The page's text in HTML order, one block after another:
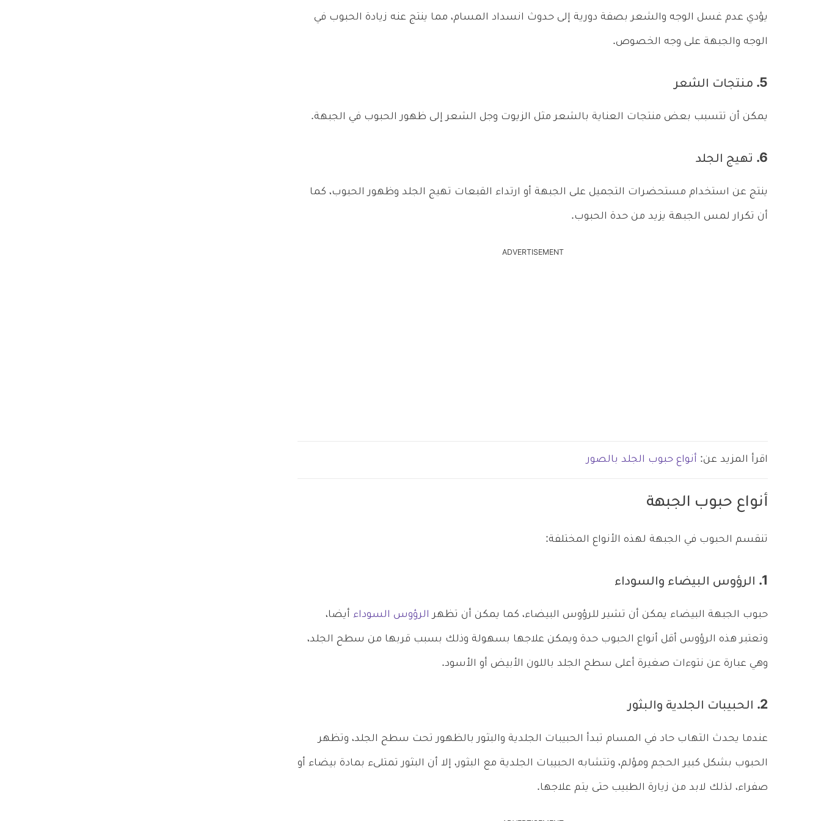
يؤدي عدم غسل الوجه والشعر بصفة دورية إلى حدوث انسداد المسام، مما ينتج عنه زيادة الحبوب في
الوجه والجبهة على وجه الخصوص.
5. منتجات الشعر
يمكن أن تتسبب بعض منتجات العناية بالشعر مثل الزيوت وجل الشعر إلى ظهور الحبوب في الجبهة.
6. تهيج الجلد
ينتج عن استخدام مستحضرات التجميل على الجبهة أو ارتداء القبعات تهيج الجلد وظهور الحبوب، كما
أن تكرار لمس الجبهة يزيد من حدة الحبوب.
ADVERTISEMENT
اقرأ المزيد عن: أنواع حبوب الجلد بالصور
أنواع حبوب الجبهة
تنقسم الحبوب في الجبهة لهذه الأنواع المختلفة:
1. الرؤوس البيضاء والسوداء
حبوب الجبهة البيضاء يمكن أن تشير للرؤوس البيضاء، كما يمكن أن تظهر الرؤوس السوداء أيضا،
وتعتبر هذه الرؤوس أقل أنواع الحبوب حدة ويمكن علاجها بسهولة وذلك بسبب قربها من سطح الجلد،
وهي عبارة عن نتوءات صغيرة أعلى سطح الجلد باللون الأبيض أو الأسود.
2. الحبيبات الجلدية والبثور
عندما يحدث التهاب حاد في المسام تبدأ الحبيبات الجلدية والبثور بالظهور تحت سطح الجلد، وتظهر
الحبوب بشكل كبير الحجم ومؤلم، وتتشابه الحبيبات الجلدية مع البثور، إلا أن البثور تمتلىء بمادة بيضاء أو
صفراء، لذلك لابد من زيارة الطبيب حتى يتم علاجها.